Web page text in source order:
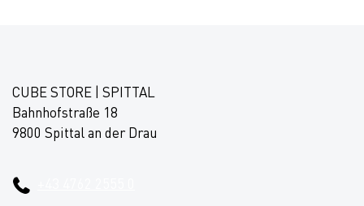
CUBE STORE | SPITTAL
Bahnhofstraße 18
9800 Spittal an der Drau